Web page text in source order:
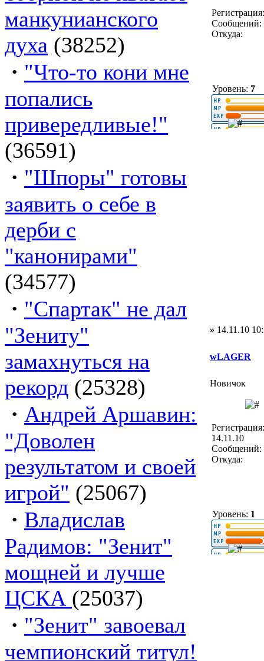
манкунианского
духа (38252)
· "Что-то кони мне
попались
привередливые!"
(36591)
· "Шпоры" готовы
заявить о себе в
дерби с
"канонирами"
(34577)
· "Спартак" не дал
"Зениту"
замахнуться на
рекорд (25328)
· Андрей Аршавин:
"Доволен
результатом и своей
игрой" (25067)
· Владислав
Радимов: "Зенит"
мощней и лучше
ЦСКА (25037)
· "Зенит" завоевал
чемпионский титул!
Сообщений:
Откуда:
Уровень: 7
» 14.11.10
wLAGER
Новичок
Регистрация:
14.11.10
Сообщений:
Откуда:
Уровень: 1